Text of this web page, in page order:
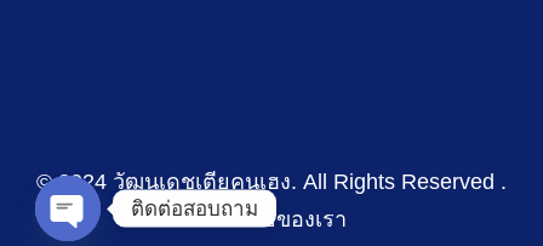
© 2024 วัฒนเดชเตียคุนเฮง. All Rights Reserved .
นโยบายของเรา
ติดต่อสอบถาม